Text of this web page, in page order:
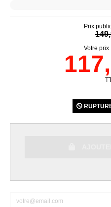
Prix
Votre prix